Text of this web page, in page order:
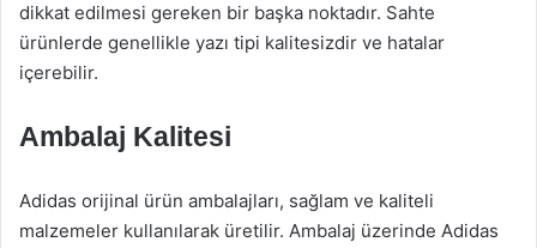
dikkat edilmesi gereken bir başka noktadır. Sahte
ürünlerde genellikle yazı tipi kalitesizdir ve hatalar
içerebilir.
Ambalaj Kalitesi
Adidas orijinal ürün ambalajları, sağlam ve kaliteli
malzemeler kullanılarak üretilir. Ambalaj üzerinde Adidas